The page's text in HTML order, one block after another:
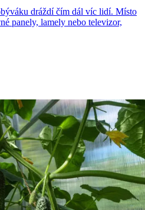
dráždí čím dál víc lidí. Místo
panely, lamely nebo televizor,